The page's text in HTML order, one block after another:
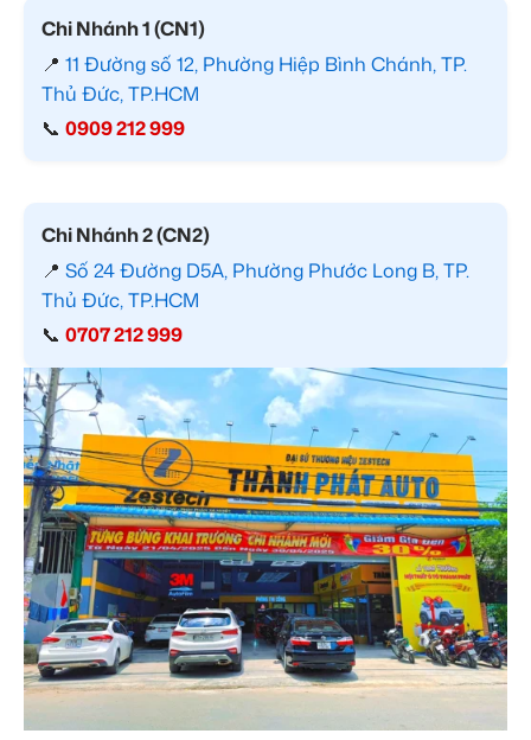
Chi Nhánh 1 (CN1)
📍 11 Đường số 12, Phường Hiệp Bình Chánh, TP.
Thủ Đức, TP.HCM
📞 0909 212 999
Chi Nhánh 2 (CN2)
📍 Số 24 Đường D5A, Phường Phước Long B, TP.
Thủ Đức, TP.HCM
📞 0707 212 999